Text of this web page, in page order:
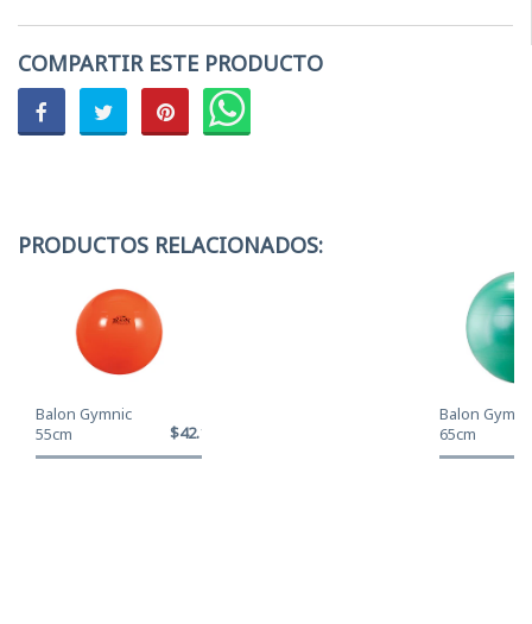
COMPARTIR ESTE PRODUCTO
PRODUCTOS RELACIONADOS:
Balon Gymnic
55cm
$42.120
Balon
65cm